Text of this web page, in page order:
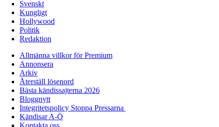
Svenskt
Kungligt
Hollywood
Politik
Redaktion
Allmänna villkor för Premium
Annonsera
Arkiv
Återställ lösenord
Bästa kändissajterna 2026
Bloggnytt
Integritetspolicy Stoppa Pressarna
Kändisar A-Ö
Kontakta oss